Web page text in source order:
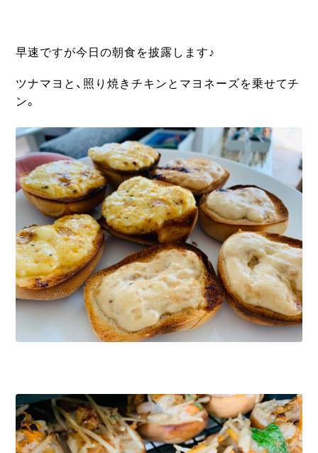
早速ですが今日の朝食を披露します♪
ツナマヨと、照り焼きチキンとマヨネーズを乗せてチ
ン。